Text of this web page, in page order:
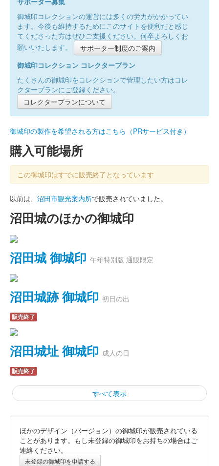
御城印コレクションの運営には多くの労力がかかってい
ます。今後も維持するためにこのサイトを便利だと感じ
てくださった方はぜひご支援ください。何卒よろしくお
願いいたします。
サポーター制度のご案内
御城印コレクション コレクタープラン
たくさんの御城印をコレクションで管理したい方はコレ
クタープランにご登録ください。
コレクタープランについて
御城印の製作を希望される方はこちら（PRサービス付き）
購入可能場所
この御城印はすでに販売終了となっています
以前は、 沼田市観光案内所で販売されていました。
沼田城のほかの御城印
沼田城 御城印 午年特別版 通販限定
沼田城跡 御城印 初日の出
販売終了
沼田城址 御城印 成人の日
販売終了
すべて表示
霞城（沼田城）御城印 旧暦（睦月）2026年版
販売終了
ほかのデザイン（バージョン）の御城印が販売されている
ことがあります。もし未登録の御城印をお持ちの場合はご
連絡ください。
未登録の御城印を申請する